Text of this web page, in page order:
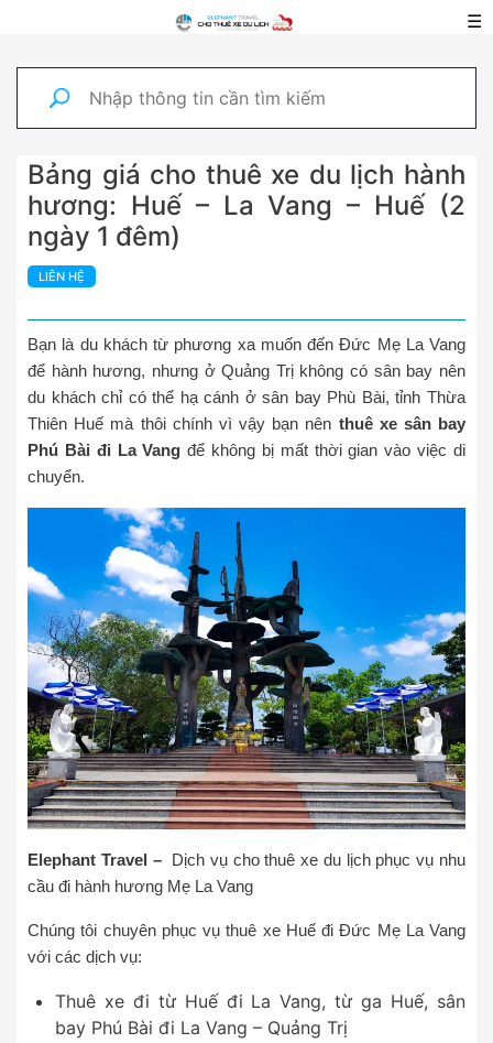
☰
Bảng giá cho thuê xe du lịch hành
hương: Huế – La Vang – Huế (2
ngày 1 đêm)
LIÊN HỆ
Bạn là du khách từ phương xa muốn đến Đức Mẹ La Vang
để hành hương, nhưng ở Quảng Trị không có sân bay nên
du khách chỉ có thể hạ cánh ở sân bay Phù Bài, tỉnh Thừa
Thiên Huế mà thôi chính vì vậy bạn nên thuê xe sân bay
Phú Bài đi La Vang để không bị mất thời gian vào việc di
chuyển.
Elephant Travel – Dịch vụ cho thuê xe du lịch phục vụ nhu
cầu đi hành hương Mẹ La Vang
Chúng tôi chuyên phục vụ thuê xe Huế đi Đức Mẹ La Vang
với các dịch vụ:
Thuê xe đi từ Huế đi La Vang, từ ga Huế, sân
bay Phú Bài đi La Vang – Quảng Trị